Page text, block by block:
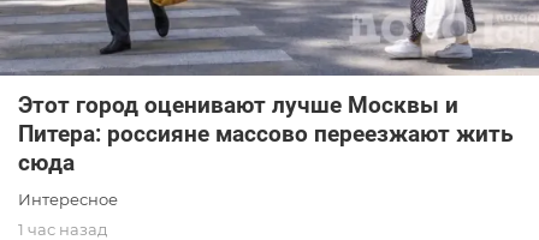
Этот город оценивают лучше Москвы и
Питера: россияне массово переезжают жить
сюда
Интересное
1 час назад